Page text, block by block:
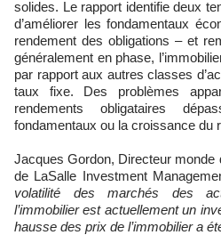
solides. Le rapport identifie deux
d’améliorer les fondamentaux
rendement des obligations – et
généralement en phase,
par rapport aux autres classes
taux fixe. Des problèmes
rendements obligataires
fondamentaux ou la croissance du
Jacques Gordon, Directeur monde
de LaSalle Investment
volatilité des marchés des
l’immobilier est actuellement un
hausse des prix de l’immobilier a